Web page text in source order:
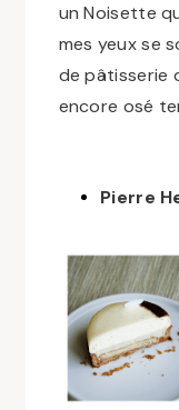
un Noisette
mes yeux se
de pâtisserie
encore osé
Pierre